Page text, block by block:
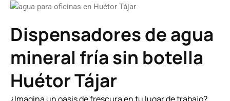
Dispensadores de agua
mineral fría sin botella
Huétor Tájar